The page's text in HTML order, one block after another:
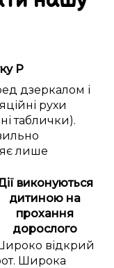
Р
дзеркалом і
рухи
таблички).
лише
виконуються
дитиною на
прохання
дорослого
відкрий
Широка